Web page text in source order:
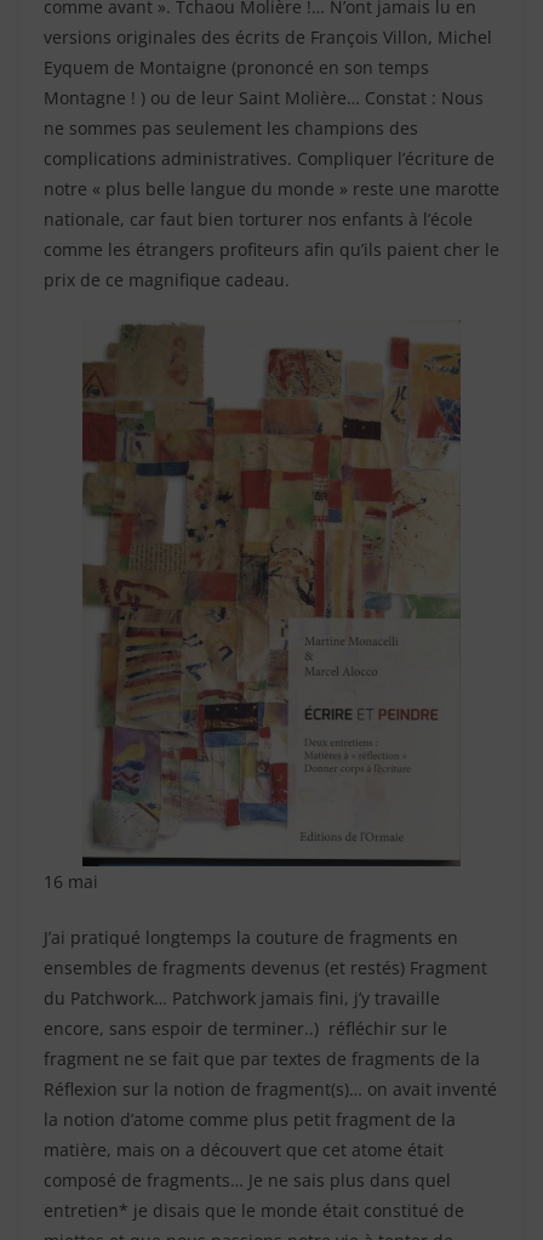
comme avant ». Tchaou Molière !… N’ont jamais lu en
versions originales des écrits de François Villon, Michel
Eyquem de Montaigne (prononcé en son temps
Montagne ! ) ou de leur Saint Molière… Constat : Nous
ne sommes pas seulement les champions des
complications administratives. Compliquer l’écriture de
notre « plus belle langue du monde » reste une marotte
nationale, car faut bien torturer nos enfants à l’école
comme les étrangers profiteurs afin qu’ils paient cher le
prix de ce magnifique cadeau.
16 mai
J’ai pratiqué longtemps la couture de fragments en
ensembles de fragments devenus (et restés) Fragment
du Patchwork… Patchwork jamais fini, j’y travaille
encore, sans espoir de terminer..) réfléchir sur le
fragment ne se fait que par textes de fragments de la
Réflexion sur la notion de fragment(s)… on avait inventé
la notion d’atome comme plus petit fragment de la
matière, mais on a découvert que cet atome était
composé de fragments… Je ne sais plus dans quel
entretien* je disais que le monde était constitué de